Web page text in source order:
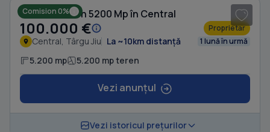
Comision 0%
Casă cu Teren 5200 Mp în Central
100.000 € Proprietar
Central, Târgu Jiu La ~10km distanță 1 lună în urmă
5.200 mp 5.200 mp teren
Vezi anunțul
Vezi istoricul prețurilor